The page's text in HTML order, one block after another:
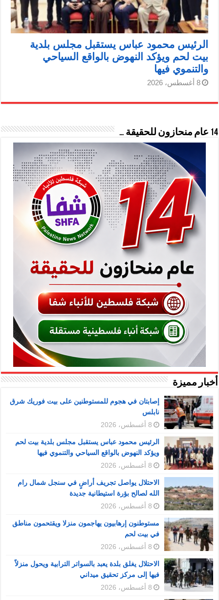
الرئيس محمود عباس يستقبل مجلس بلدية
بيت لحم ويؤكد النهوض بالواقع السياحي
والتنموي فيها
8 أغسطس، 2026
14 عام منحازون للحقيقة …
أخبار مميزة
إصابتان في هجوم للمستوطنين على بيت فوريك شرق
نابلس
8 أغسطس، 2026
الرئيس محمود عباس يستقبل مجلس بلدية بيت لحم
ويؤكد النهوض بالواقع السياحي والتنموي فيها
8 أغسطس، 2026
الاحتلال يواصل تجريف أراضٍ في سنجل شمال رام
الله لصالح بؤرة استيطانية جديدة
8 أغسطس، 2026
مستوطنون إرهابيون يهاجمون منزلا ويقتحمون مناطق
في بيت لحم
8 أغسطس، 2026
الاحتلال يغلق بلدة يعبد بالسواتر الترابية ويحول منزلاً
فيها إلى مركز تحقيق ميداني
8 أغسطس، 2026